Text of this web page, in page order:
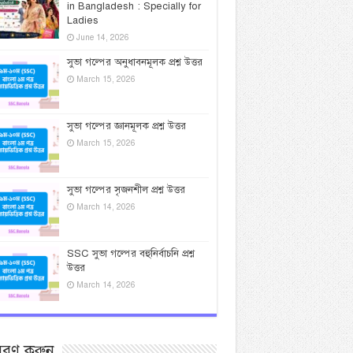
in Bangladesh : Specially for
Ladies
June 14, 2026
সুভা গল্পের অনুধাবনমূলক প্রশ্ন উত্তর
March 15, 2026
সুভা গল্পের জ্ঞানমূলক প্রশ্ন উত্তর
March 15, 2026
সুভা গল্পের সৃজনশীল প্রশ্ন উত্তর
March 14, 2026
SSC সুভা গল্পের বহুনির্বাচনি প্রশ্ন
উত্তর
March 14, 2026